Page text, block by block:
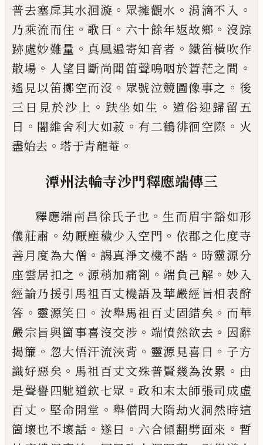
普去塞戽其水洄漩 。 眾擁觀水 。 涓滴不入 。
乃乘流而住 。歌曰 。 六十餘年返故鄉 。 沒踪
跡處妙難量 。 真風遍寄知音者 。 鐵笛橫吹作
散場 。 人望目斷尚聞笛聲嗚咽於蒼茫之間 。
遙見以笛擲空而沒 。 眾號泣競圖像事之 。 後
三日見於沙上 。 趺坐如生 。 道俗迎歸留五
日 。 闍維舍利大如菽 。 有二鶴徘徊空際 。 火
盡始去 。 塔于青龍菴 。
潭州法輪寺沙門釋應端傳三
釋應端南昌徐氏子也 。生而眉宇豁如形
儀莊肅 。 幼厭塵穢少入空門 。 依郡之化度寺
善月度為大僧 。 謁真淨文機不諧 。 時靈源分
座雲居扣之 。 源稍加痛劄 。 端負己解 。 妙 入
經論乃援引馬祖百丈機語及華嚴經旨相表酧
答 。靈源笑曰 。 汝舉馬祖百丈固錯矣 。 而華
嚴宗旨與箇事喜沒交涉 。 端憤然欲去 。 因辭
揭簾 。 忽大悟汗流浹背 。 靈源見喜曰 。 子方
識好惡矣 。 馬祖百丈文殊普賢幾為汝累 。 由
是聲譽四馳道欽七眾 。政和末太師張司成虛
百丈 。 堅命開堂 。 舉僧問大隋劫火洞然時這
箇壞也不壞話 。 遂曰 。 六合傾翻劈面來 。 暫